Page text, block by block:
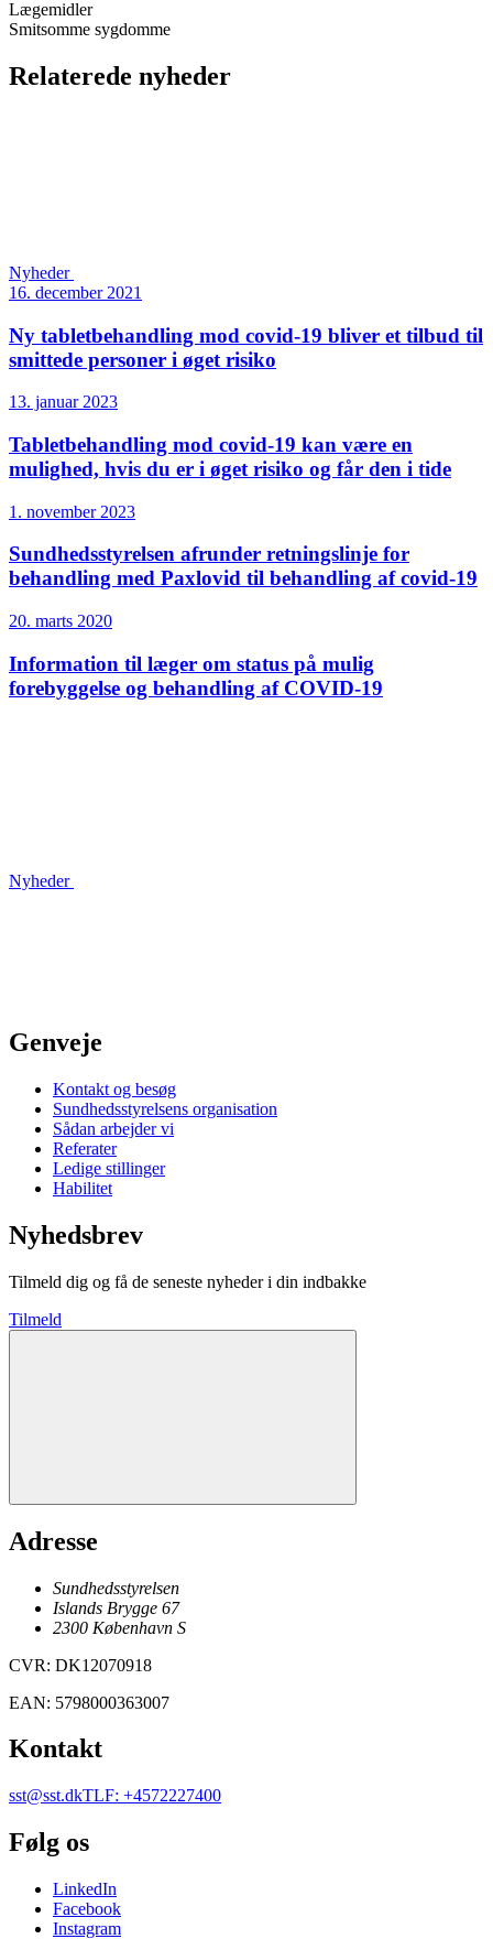
Lægemidler
Smitsomme sygdomme
Relaterede nyheder
Nyheder
16. december 2021
Ny tablet­behandling mod covid-19 bliver et tilbud til
smittede personer i øget risiko
13. januar 2023
Tabletbehandling mod covid-19 kan være en
mulighed, hvis du er i øget risiko og får den i tide
1. november 2023
Sundhedsstyrelsen afrunder retningslinje for
behandling med Paxlovid til behandling af covid-19
20. marts 2020
Information til læger om status på mulig
forebyggelse og behandling af COVID-19
Nyheder
Genveje
Kontakt og besøg
Sundhedsstyrelsens organisation
Sådan arbejder vi
Referater
Ledige stillinger
Habilitet
Nyhedsbrev
Tilmeld dig og få de seneste nyheder i din indbakke
Tilmeld
Adresse
Sundhedsstyrelsen
Islands Brygge 67
2300 København S
CVR: DK12070918
EAN: 5798000363007
Kontakt
sst@sst.dkTLF: +4572227400
Følg os
LinkedIn
Facebook
Instagram